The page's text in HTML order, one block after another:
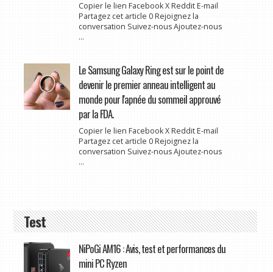
Copier le lien Facebook X Reddit E-mail
Partagez cet article 0 Rejoignez la
conversation Suivez-nous Ajoutez-nous
...
Le Samsung Galaxy Ring est sur le point de
devenir le premier anneau intelligent au
monde pour l'apnée du sommeil approuvé
par la FDA.
Copier le lien Facebook X Reddit E-mail
Partagez cet article 0 Rejoignez la
conversation Suivez-nous Ajoutez-nous
...
Test
NiPoGi AM16 : Avis, test et performances du
mini PC Ryzen